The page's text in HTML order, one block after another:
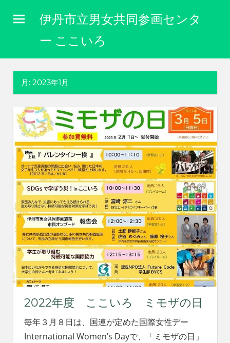
伊丹市立男女共同参画センタ
ー ここいろ
に
り
な
く
自
分
ら
し
く
生
き
れ
る
社
会
を、
世
に
引
月: 2023年1月
2022年度 ここいろ ミモザの日
毎年３月８日は、国連が定めた国際女性デー
International Women’s Dayで、「ミモザの日」